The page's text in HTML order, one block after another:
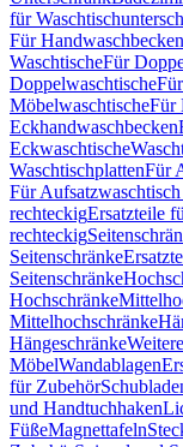
für
Für Handwaschbecken
WaschtischeFür
Doppelwaschtische
MöbelwaschtischeFür
Eckhandwaschbecken
Eckwaschtische
WaschtischplattenFür
Für
rechteckigErsatzteile
rechteckig
Seitenschränke
Seitenschränke
Hochschränke
Mittelhochschränke
Hängeschränke
MöbelWandablagen
für Zubehör
und Handtuchhaken
FüßeMagnettafeln